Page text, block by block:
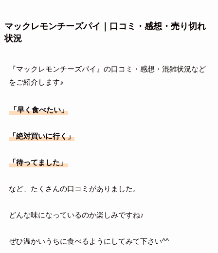
マックレモンチーズパイ｜口コミ・感想・売り切れ
状況
『マックレモンチーズパイ』の口コミ・感想・混雑状況など
をご紹介します♪
「早く食べたい」
「絶対買いに行く」
「待ってました」
など、たくさんの口コミがありました。
どんな味になっているのか楽しみですね♪
ぜひ温かいうちに食べるようにしてみて下さい^^